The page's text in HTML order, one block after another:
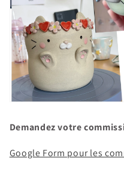
Demandez votre
Google Form pour les